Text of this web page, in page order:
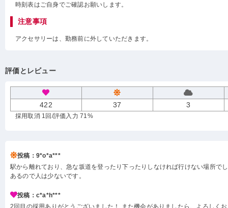
時刻表はご自身でご確認お願いします。
注意事項
アクセサリーは、勤務前に外していただきます。
評価とレビュー
422 37 3
採用取消 1回 /評価入力 71%
投稿：9*o*a***
駅から離れており、急な坂道を登ったり下ったりしなければ行けない場所で
あるので人は少ないです。
投稿：c*a*h***
2回目の採用ありがとうございました！ また機会がありましたら、よろしく